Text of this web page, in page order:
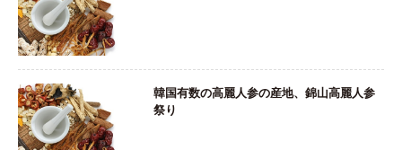
韓国有数の高麗人参の産地、錦山高麗人参
祭り